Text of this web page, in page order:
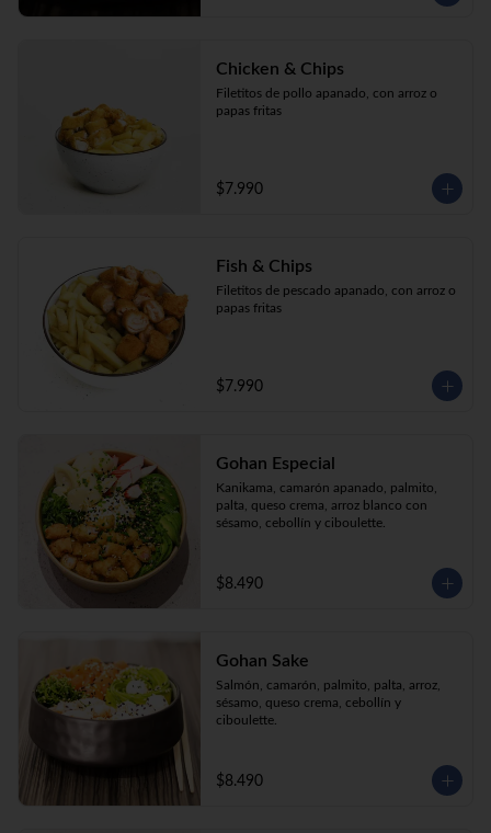
Chicken & Chips
Filetitos de pollo apanado, con arroz o
papas fritas
$7.990
Fish & Chips
Filetitos de pescado apanado, con arroz o
papas fritas
$7.990
Gohan Especial
Kanikama, camarón apanado, palmito,
palta, queso crema, arroz blanco con
sésamo, cebollín y ciboulette.
$8.490
Gohan Sake
Salmón, camarón, palmito, palta, arroz,
sésamo, queso crema, cebollín y
ciboulette.
$8.490